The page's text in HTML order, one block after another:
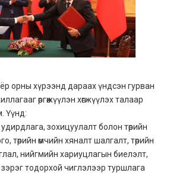
орны хүрээнд дараах үндсэн гурван
өргөжүүлэн хөгжүүлэх талаар
Үүнд:
зохицуулалт болон төрийн
төрийн өмчийн хяналт шалгалт, төрийн
нийгмийн хариуцлагын биелэлт,
тодорхой чиглэлээр туршлага